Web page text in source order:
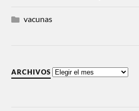
vacunas
ARCHIVOS